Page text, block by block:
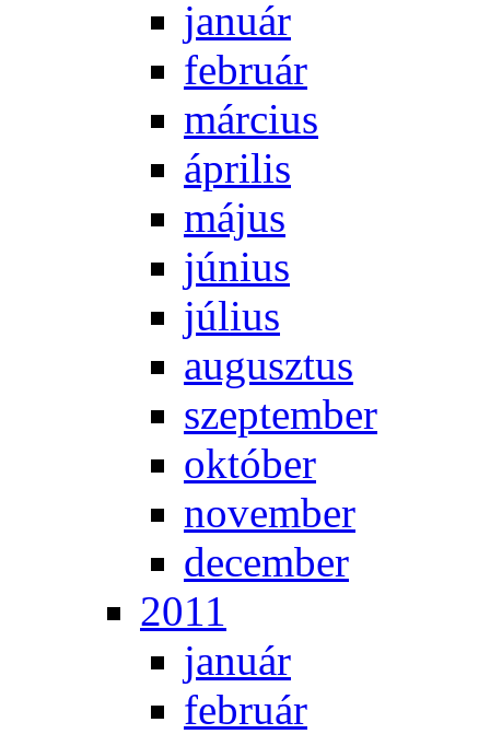
ja­nu­ár
feb­ru­ár
már­ci­us
áp­ri­lis
má­jus
jú­ni­us
jú­li­us
au­gusz­tus
szep­tem­ber
ok­tó­ber
no­vem­ber
de­cem­ber
2011
ja­nu­ár
feb­ru­ár